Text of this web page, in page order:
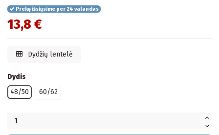
Prekę išsiųsime per 24 valandas
13,8 €
Dydžių lentelė
Dydis
48/50
60/62